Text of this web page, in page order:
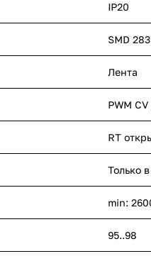
IP20
SMD
Лента
PWM
RT
Только
min:
95..98